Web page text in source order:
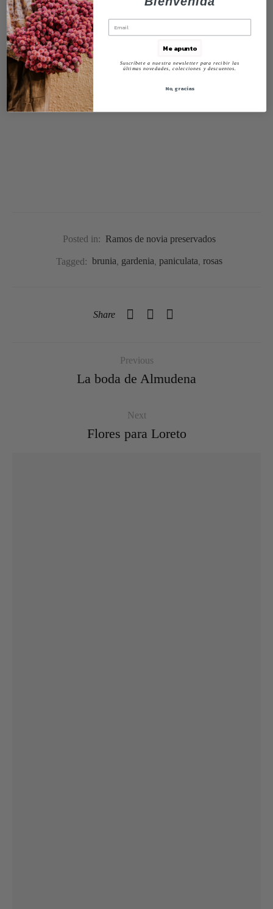
Posted in: Ramos de novia preservados
Tagged: brunia, gardenia, paniculata, rosas
Share
Previous
La boda de Almudena
Next
Flores para Loreto
Me apunto
Suscríbete a nuestra newsletter para recibir las
últimas novedades, colecciones y descuentos.
No, gracias